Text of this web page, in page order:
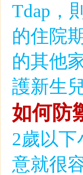
Tdap ，
的住院
的其他
護新生
如何防
2歲以
意就很